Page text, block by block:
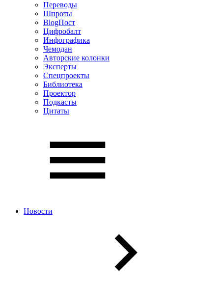
Переводы
Шпроты
BlogПост
Цифробалт
Инфографика
Чемодан
Авторские колонки
Эксперты
Спецпроекты
Библиотека
Проектор
Подкасты
Цитаты
Новости